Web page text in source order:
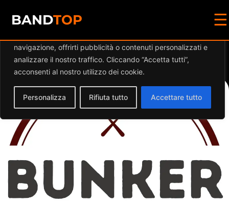
Diamo valore alla tua privacy
navigazione, offrirti pubblicità o contenuti personalizzati e
analizzare il nostro traffico. Cliccando “Accetta tutti”,
acconsenti al nostro utilizzo dei cookie.
Personalizza Rifiuta tutto Accettare tutto
BANDTOP ☰
Events at this location